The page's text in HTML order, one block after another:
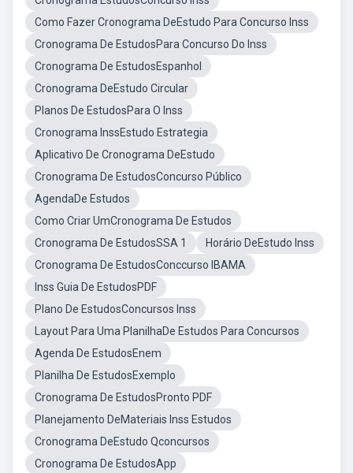
Como Fazer Cronograma DeEstudo Para Concurso Inss
Cronograma De EstudosPara Concurso Do Inss
Cronograma De EstudosEspanhol
Cronograma DeEstudo Circular
Planos De EstudosPara O Inss
Cronograma InssEstudo Estrategia
Aplicativo De Cronograma DeEstudo
Cronograma De EstudosConcurso Público
AgendaDe Estudos
Como Criar UmCronograma De Estudos
Cronograma De EstudosSSA 1
Horário DeEstudo Inss
Cronograma De EstudosConccurso IBAMA
Inss Guia De EstudosPDF
Plano De EstudosConcursos Inss
Layout Para Uma PlanilhaDe Estudos Para Concursos
Agenda De EstudosEnem
Planilha De EstudosExemplo
Cronograma De EstudosPronto PDF
Planejamento DeMateriais Inss Estudos
Cronograma DeEstudo Qconcursos
Cronograma De EstudosApp